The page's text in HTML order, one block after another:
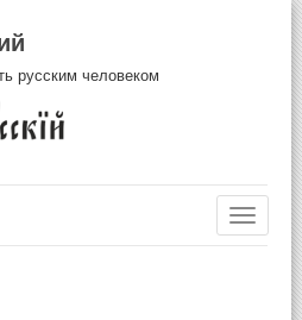
русским человеком